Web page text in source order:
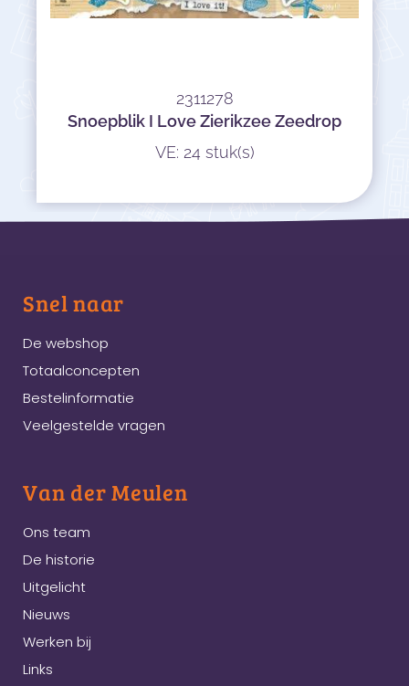
2311278
Snoepblik I Love Zierikzee Zeedrop
VE: 24 stuk(s)
Snel naar
De webshop
Totaalconcepten
Bestelinformatie
Veelgestelde vragen
Van der Meulen
Ons team
De historie
Uitgelicht
Nieuws
Werken bij
Links